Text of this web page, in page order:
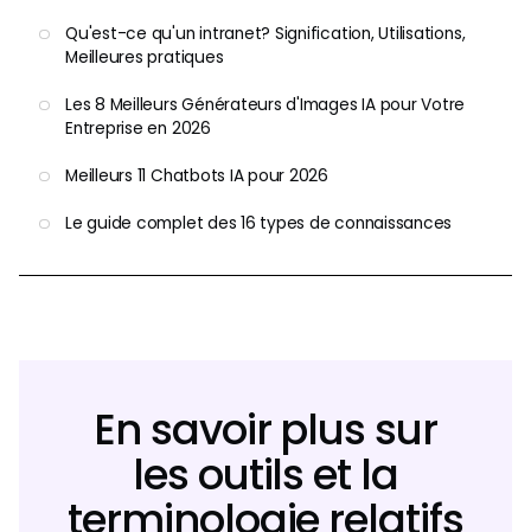
Qu'est-ce qu'un intranet? Signification, Utilisations,
Meilleures pratiques
Les 8 Meilleurs Générateurs d'Images IA pour Votre
Entreprise en 2026
Meilleurs 11 Chatbots IA pour 2026
Le guide complet des 16 types de connaissances
En savoir plus sur
les outils et la
terminologie relatifs